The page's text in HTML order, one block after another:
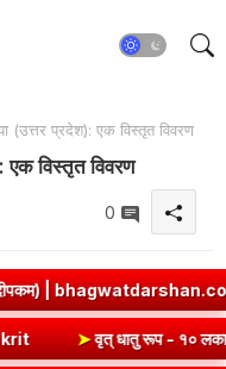
(उत्तर प्रदेश): एक विस्तृत विवरण
एक विस्तृत विवरण
0
➤Class 6
Roop in Sanskrit